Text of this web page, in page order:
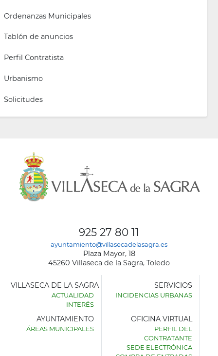
Ordenanzas Municipales
Tablón de anuncios
Perfil Contratista
Urbanismo
Solicitudes
925 27 80 11
ayuntamiento@villasecadelasagra.es
Plaza Mayor, 18
45260 Villaseca de la Sagra, Toledo
AYUNTAMIENTO
VILLASECA DE LA SAGRA
ACTUALIDAD
INTERÉS
SERVICIOS
INCIDENCIAS URBANAS
AYUNTAMIENTO
ÁREAS MUNICIPALES
OFICINA VIRTUAL
PERFIL DEL
CONTRATANTE
SEDE ELECTRÓNICA